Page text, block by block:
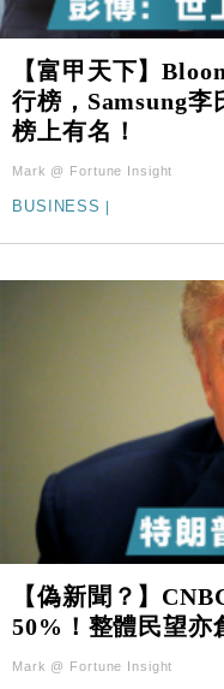
【富甲天下】
行榜，Samsung
榜上有名！
Mark @ Fortune Insight
BUSINESS |
【偽新聞？】
50%！整體民望亦
Mark @ Fortune Insight